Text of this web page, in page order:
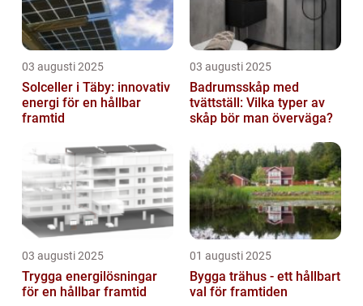
03 augusti 2025
Solceller i Täby: innovativ
energi för en hållbar
framtid
03 augusti 2025
Badrumsskåp med
tvättställ: Vilka typer av
skåp bör man överväga?
03 augusti 2025
Trygga energilösningar
för en hållbar framtid
01 augusti 2025
Bygga trähus - ett hållbart
val för framtiden